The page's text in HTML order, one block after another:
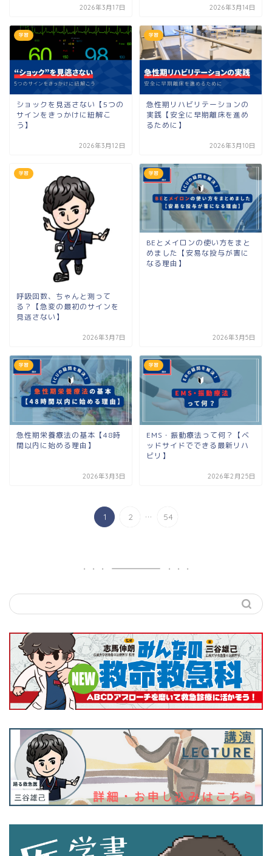
2026年3月17日 2026年3月14日
学習
ショックを見逃さない【5つの
サインをきっかけに紐解こ
う】
2026年3月12日
学習
急性期リハビリテーションの
実践【安全に早期離床を進め
るために】
2026年3月10日
学習
呼吸回数、ちゃんと測って
る？【急変の最初のサインを
見逃さない】
2026年3月7日
学習
BEとメイロンの使い方をまと
めました【安易な投与が害に
なる理由】
2026年3月5日
学習
急性期栄養療法の基本【48時
間以内に始める理由】
2026年3月3日
学習
EMS・振動療法って何？【ベ
ッドサイドでできる最新リハ
ビリ】
2026年2月25日
1 2 ... 54